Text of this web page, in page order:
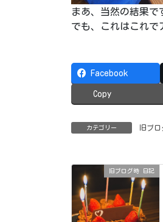
まあ、当然の結果で
でも、
これはこれで
Facebook
Copy
カテゴリー 旧ブ
旧ブログ時 日記